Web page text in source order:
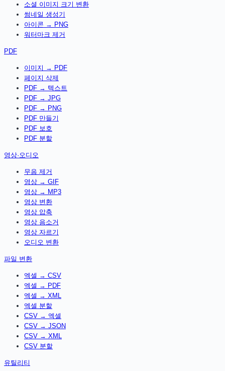
소셜 이미지 크기 변환
썸네일 생성기
아이콘 → PNG
워터마크 제거
PDF
이미지 → PDF
페이지 삭제
PDF → 텍스트
PDF → JPG
PDF → PNG
PDF 만들기
PDF 보호
PDF 분할
영상·오디오
무음 제거
영상 → GIF
영상 → MP3
영상 변환
영상 압축
영상 음소거
영상 자르기
오디오 변환
파일 변환
엑셀 → CSV
엑셀 → PDF
엑셀 → XML
엑셀 분할
CSV → 엑셀
CSV → JSON
CSV → XML
CSV 분할
유틸리티